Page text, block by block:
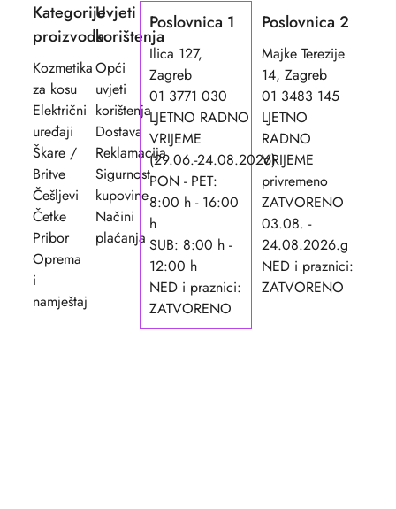
Kategorije
proizvoda
Kozmetika
za kosu
Električni
uređaji
Škare /
Britve
Češljevi
Četke
Pribor
Oprema
i
namještaj
Uvjeti
korištenja
Opći
uvjeti
korištenja
Dostava
Reklamacija
Sigurnost
kupovine
Načini
plaćanja
Poslovnica 1
Ilica 127,
Zagreb
01 3771 030
LJETNO RADNO
VRIJEME
(29.06.-24.08.2026)
PON - PET:
8:00 h - 16:00
h
SUB: 8:00 h -
12:00 h
NED i praznici:
ZATVORENO
Poslovnica 2
Majke Terezije
14, Zagreb
01 3483 145
LJETNO
RADNO
VRIJEME
privremeno
ZATVORENO
03.08. -
24.08.2026.g
NED i praznici:
ZATVORENO